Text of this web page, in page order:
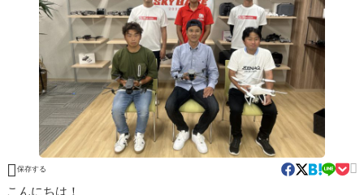
 保存する 
こんにちは！